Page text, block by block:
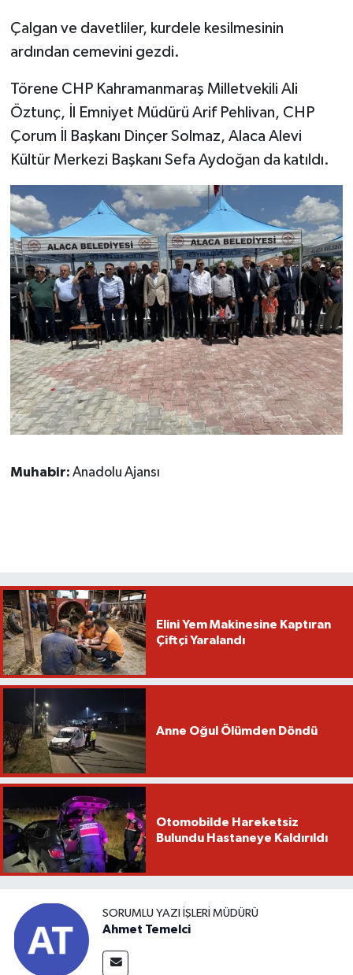
Çalgan ve davetliler, kurdele kesilmesinin
ardından cemevini gezdi.
Törene CHP Kahramanmaraş Milletvekili Ali
Öztunç, İl Emniyet Müdürü Arif Pehlivan, CHP
Çorum İl Başkanı Dinçer Solmaz, Alaca Alevi
Kültür Merkezi Başkanı Sefa Aydoğan da katıldı.
Muhabir: Anadolu Ajansı
Elini Yem Makinesine Kaptıran
Çiftçi Yaralandı
Anne Oğul Ölümden Döndü
Otomobilde Hareketsiz
Bulundu Hastaneye Kaldırıldı
SORUMLU YAZI İŞLERI MÜDÜRÜ
Ahmet Temelci